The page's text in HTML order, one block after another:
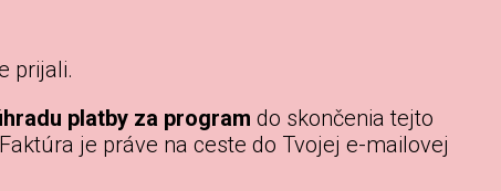
prijali.
platby za program do skončenia tejto
je práve na ceste do Tvojej e-mailovej